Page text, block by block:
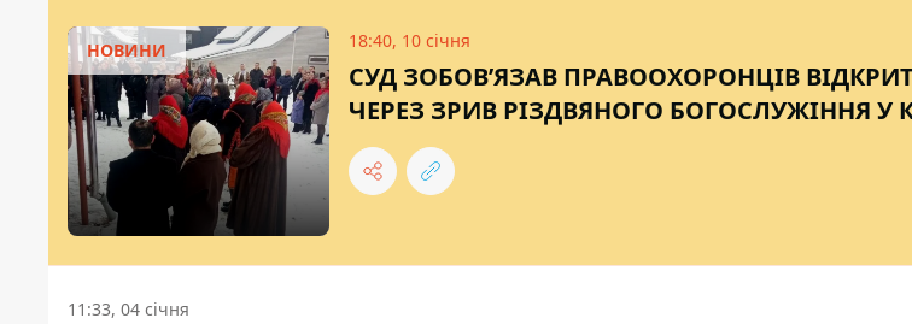
НОВИНИ 18:40, 10 січня
СУД ЗОБОВʼЯЗАВ ПРАВООХОРОНЦІВ
ЧЕРЕЗ ЗРИВ РІЗДВЯНОГО БОГОСЛУЖІННЯ У
11:33, 04 січня